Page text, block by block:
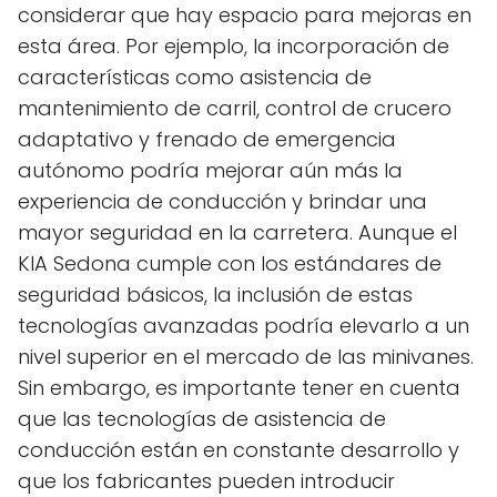
considerar que hay espacio para mejoras en
esta área. Por ejemplo, la incorporación de
características como asistencia de
mantenimiento de carril, control de crucero
adaptativo y frenado de emergencia
autónomo podría mejorar aún más la
experiencia de conducción y brindar una
mayor seguridad en la carretera. Aunque el
KIA Sedona cumple con los estándares de
seguridad básicos, la inclusión de estas
tecnologías avanzadas podría elevarlo a un
nivel superior en el mercado de las minivanes.
Sin embargo, es importante tener en cuenta
que las tecnologías de asistencia de
conducción están en constante desarrollo y
que los fabricantes pueden introducir